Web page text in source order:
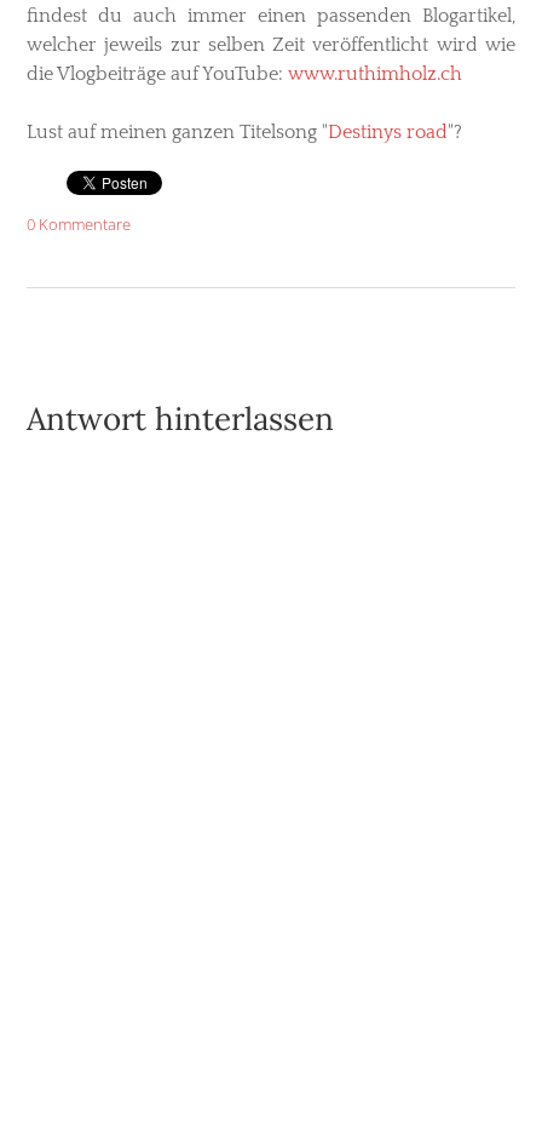
findest du auch immer einen passenden Blogartikel,
welcher jeweils zur selben Zeit veröffentlicht wird wie
die Vlogbeiträge auf YouTube: www.ruthimholz.ch
Lust auf meinen ganzen Titelsong "Destinys road"?
0 Kommentare
Antwort hinterlassen